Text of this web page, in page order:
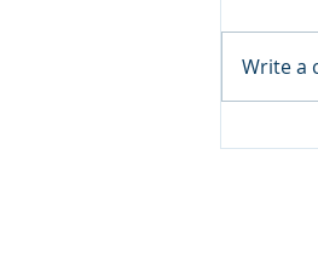
Write a